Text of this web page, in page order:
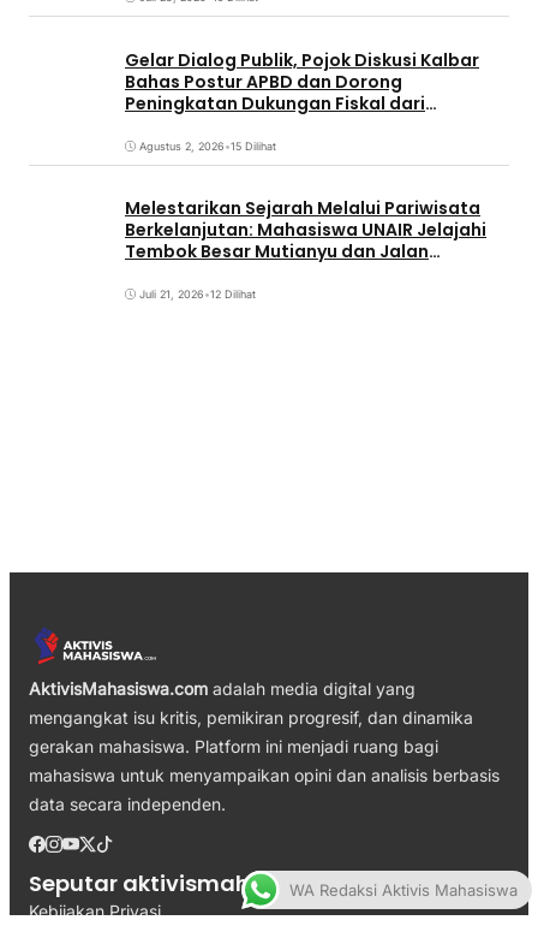
Gelar Dialog Publik, Pojok Diskusi Kalbar
Bahas Postur APBD dan Dorong
Peningkatan Dukungan Fiskal dari
Agustus 2, 2026•15 Dilihat
Melestarikan Sejarah Melalui Pariwisata
Berkelanjutan: Mahasiswa UNAIR Jelajahi
Tembok Besar Mutianyu dan Jalan
Juli 21, 2026•12 Dilihat
AktivisMahasiswa.com adalah media digital yang
mengangkat isu kritis, pemikiran progresif, dan dinamika
gerakan mahasiswa. Platform ini menjadi ruang bagi
mahasiswa untuk menyampaikan opini dan analisis berbasis
data secara independen.
Seputar aktivismahasiswa.com
Kebijakan Privasi
WA Redaksi Aktivis Mahasiswa